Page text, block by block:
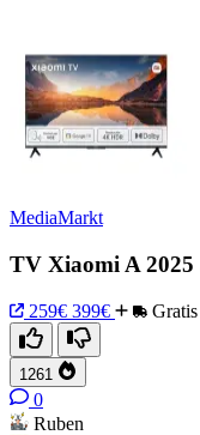
MediaMarkt
TV Xiaomi A
259€ 399€ Gratis
1261
0
Ruben